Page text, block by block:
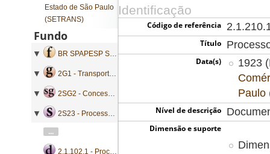
Identificação
Código de referência
Título
Data(s)
1923
Paulo
Nível de descrição
Dimensão e suporte
Estado de São Paulo
(SETRANS)
Fundo
BR SPAPESP SETRANS - Secretaria dos Transportes do Estado de São Paulo
2G1 - Transporte Ferroviário
2SG2 - Concessão e Subvenção
2S23 - Processos de aprovação de estudo
...
2.1.102.1 - Processo de aprovação de estudo